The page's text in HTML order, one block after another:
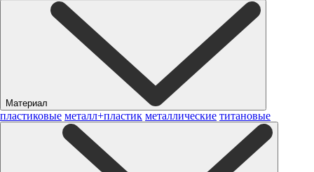
Материал
пластиковые металл+пластик металлические титановые